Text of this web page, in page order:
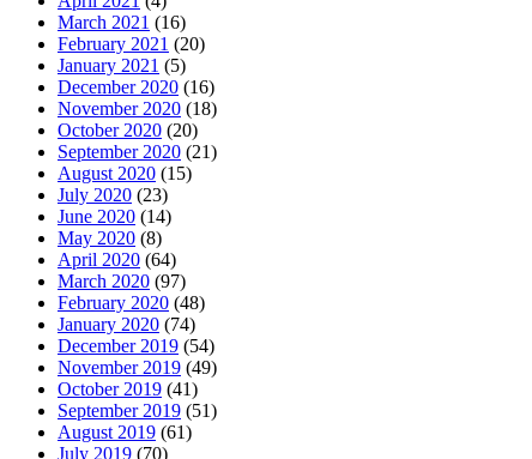
March 2021 (16)
February 2021 (20)
January 2021 (5)
December 2020 (16)
November 2020 (18)
October 2020 (20)
September 2020 (21)
August 2020 (15)
July 2020 (23)
June 2020 (14)
May 2020 (8)
April 2020 (64)
March 2020 (97)
February 2020 (48)
January 2020 (74)
December 2019 (54)
November 2019 (49)
October 2019 (41)
September 2019 (51)
August 2019 (61)
July 2019 (70)